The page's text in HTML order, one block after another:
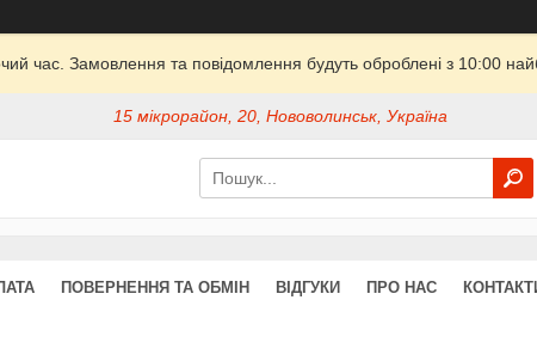
час. Замовлення та повідомлення будуть оброблені з 10:00
15 мікрорайон, 20, Нововолинськ, Україна
ПОВЕРНЕННЯ ТА ОБМІН ВІДГУКИ ПРО НАС